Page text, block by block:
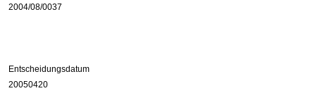
2004/08/0037
Entscheidungsdatum
20050420